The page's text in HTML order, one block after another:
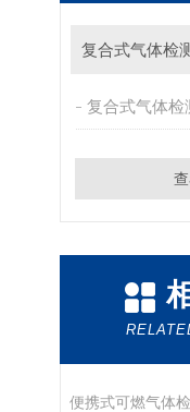
复合式气体检
复合式气体检
便携式可燃气体